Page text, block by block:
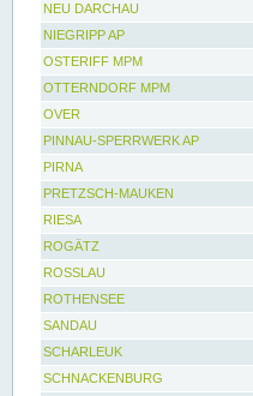
NEU DARCHAU
NIEGRIPP AP
OSTERIFF MPM
OTTERNDORF MPM
OVER
PINNAU-SPERRWERK AP
PIRNA
PRETZSCH-MAUKEN
RIESA
ROGÄTZ
ROSSLAU
ROTHENSEE
SANDAU
SCHARLEUK
SCHNACKENBURG